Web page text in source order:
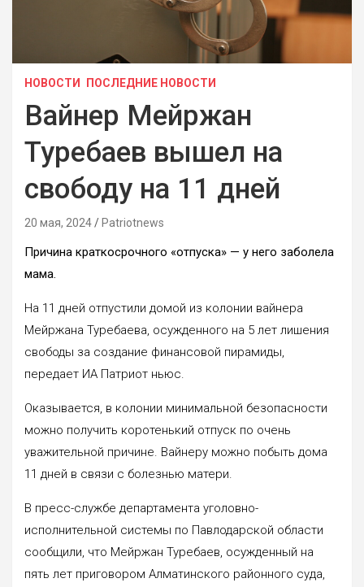
НОВОСТИ ПОСЛЕДНИЕ НОВОСТИ
Вайнер Мейржан
Туребаев вышел на
свободу на 11 дней
20 мая, 2024 Patriotnews
Причина краткосрочного «отпуска» — у него заболела
мама.
На 11 дней отпустили домой из колонии вайнера
Мейржана Туребаева, осужденного на 5 лет лишения
свободы за создание финансовой пирамиды,
передает ИА Патриот ньюс.
Оказывается, в колонии минимальной безопасности
можно получить коротенький отпуск по очень
уважительной причине. Вайнеру можно побыть дома
11 дней в связи с болезнью матери.
В пресс-службе департамента уголовно-
исполнительной системы по Павлодарской области
сообщили, что Мейржан Туребаев, осужденный на
пять лет приговором Алматинского районного суда,